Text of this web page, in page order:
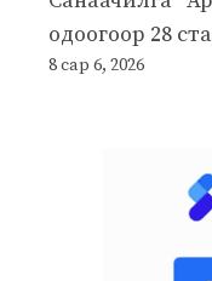
одоогоор 28
8 сар 6, 2026